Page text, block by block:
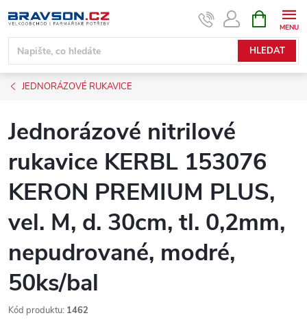
na
obsah
HLEDAT
NÁKUPNÍ
KOŠÍK
JEDNORÁZOVÉ RUKAVICE
Jednorázové nitrilové
rukavice KERBL 153076
KERON PREMIUM PLUS,
vel. M, d. 30cm, tl. 0,2mm,
nepudrované, modré,
50ks/bal
Kód produktu: 1462